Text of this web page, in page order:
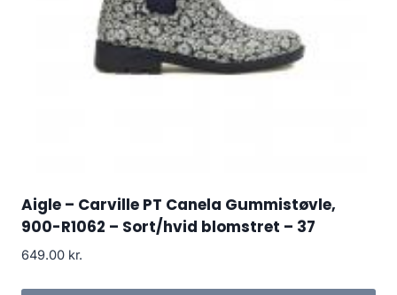
Aigle – Carville PT Canela Gummistøvle,
900-R1062 – Sort/hvid blomstret – 37
649.00 kr.